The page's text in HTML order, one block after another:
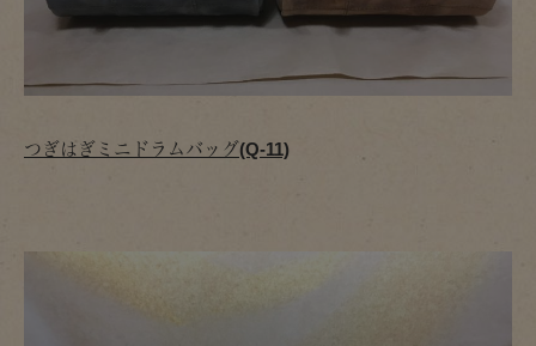
つぎはぎミニドラムバッグ(Q-11)